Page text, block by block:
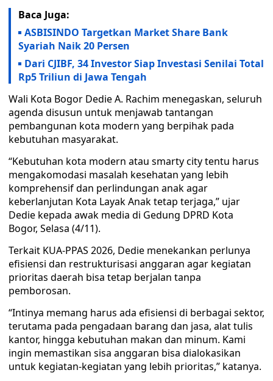
Baca Juga:
ASBISINDO Targetkan Market Share Bank
Syariah Naik 20 Persen
Dari CJIBF, 34 Investor Siap Investasi Senilai Total
Rp5 Triliun di Jawa Tengah
Wali Kota Bogor Dedie A. Rachim menegaskan, seluruh
agenda disusun untuk menjawab tantangan
pembangunan kota modern yang berpihak pada
kebutuhan masyarakat.
“Kebutuhan kota modern atau smarty city tentu harus
mengakomodasi masalah kesehatan yang lebih
komprehensif dan perlindungan anak agar
keberlanjutan Kota Layak Anak tetap terjaga,” ujar
Dedie kepada awak media di Gedung DPRD Kota
Bogor, Selasa (4/11).
Terkait KUA-PPAS 2026, Dedie menekankan perlunya
efisiensi dan restrukturisasi anggaran agar kegiatan
prioritas daerah bisa tetap berjalan tanpa
pemborosan.
“Intinya memang harus ada efisiensi di berbagai sektor,
terutama pada pengadaan barang dan jasa, alat tulis
kantor, hingga kebutuhan makan dan minum. Kami
ingin memastikan sisa anggaran bisa dialokasikan
untuk kegiatan-kegiatan yang lebih prioritas,” katanya.